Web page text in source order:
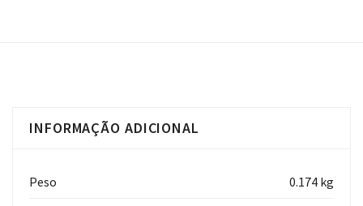
INFORMAÇÃO ADICIONAL
Peso 0.174 kg